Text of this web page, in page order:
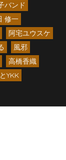
バンド
修一
阿宅ユウスケ
風邪
高橋香織
YKK